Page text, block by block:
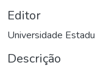
Editor
Universidade
Descrição